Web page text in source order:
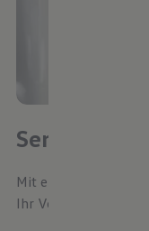
Service-
Mit einem
Ihr Volkswagen